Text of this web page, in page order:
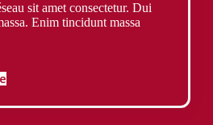
sit amet consectetur. Dui
Enim tincidunt massa